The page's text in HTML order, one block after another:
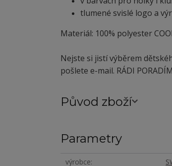
tlumené svislé logo a
Materiál: 100% polyester
Nejste si jistí výběrem
pošlete e-mail. RÁDI
Původ zboží
Parametry
výrobce